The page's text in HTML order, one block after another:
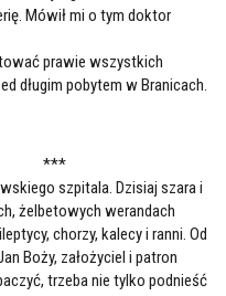
Mówił mi o tym doktor
prawie wszystkich
długim pobytem w Branicach.
szpitala. Dzisiaj szara i
żelbetowych werandach
chorzy, kalecy i ranni. Od
Boży, założyciel i patron
trzeba nie tylko podnieść